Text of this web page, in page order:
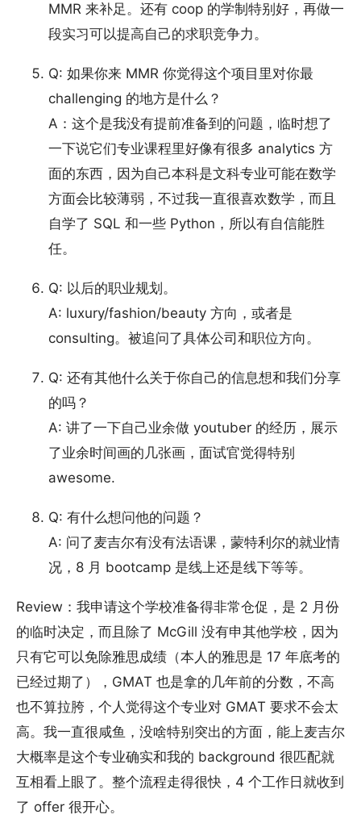
MMR 来补足。还有 coop 的学制特别好，再做一
段实习可以提高自己的求职竞争力。
Q: 如果你来 MMR 你觉得这个项目里对你最
challenging 的地方是什么？
A：这个是我没有提前准备到的问题，临时想了
一下说它们专业课程里好像有很多 analytics 方
面的东西，因为自己本科是文科专业可能在数学
方面会比较薄弱，不过我一直很喜欢数学，而且
自学了 SQL 和一些 Python，所以有自信能胜
任。
Q: 以后的职业规划。
A: luxury/fashion/beauty 方向，或者是
consulting。被追问了具体公司和职位方向。
Q: 还有其他什么关于你自己的信息想和我们分享
的吗？
A: 讲了一下自己业余做 youtuber 的经历，展示
了业余时间画的几张画，面试官觉得特别
awesome.
Q: 有什么想问他的问题？
A: 问了麦吉尔有没有法语课，蒙特利尔的就业情
况，8 月 bootcamp 是线上还是线下等等。
Review：我申请这个学校准备得非常仓促，是 2 月份
的临时决定，而且除了 McGill 没有申其他学校，因为
只有它可以免除雅思成绩（本人的雅思是 17 年底考的
已经过期了），GMAT 也是拿的几年前的分数，不高
也不算拉胯，个人觉得这个专业对 GMAT 要求不会太
高。我一直很咸鱼，没啥特别突出的方面，能上麦吉尔
大概率是这个专业确实和我的 background 很匹配就
互相看上眼了。整个流程走得很快，4 个工作日就收到
了 offer 很开心。